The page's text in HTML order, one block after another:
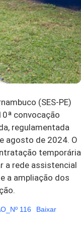
(SES-PE)
convocação
regulamentada
agosto de 2024. O
temporária
a rede assistencial
a ampliação dos
116 Baixar